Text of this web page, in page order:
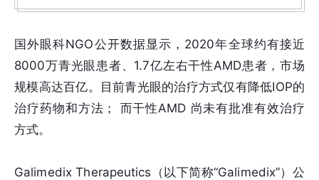
国外眼科NGO公开数据显示，2020年全球约有接近
8000万青光眼患者、1.7亿左右干性AMD患者，市场
规模高达百亿。目前青光眼的治疗方式仅有降低IOP的
治疗药物和方法； 而干性AMD 尚未有批准有效治疗
方式。
Galimedix Therapeutics（以下简称“Galimedix”）公